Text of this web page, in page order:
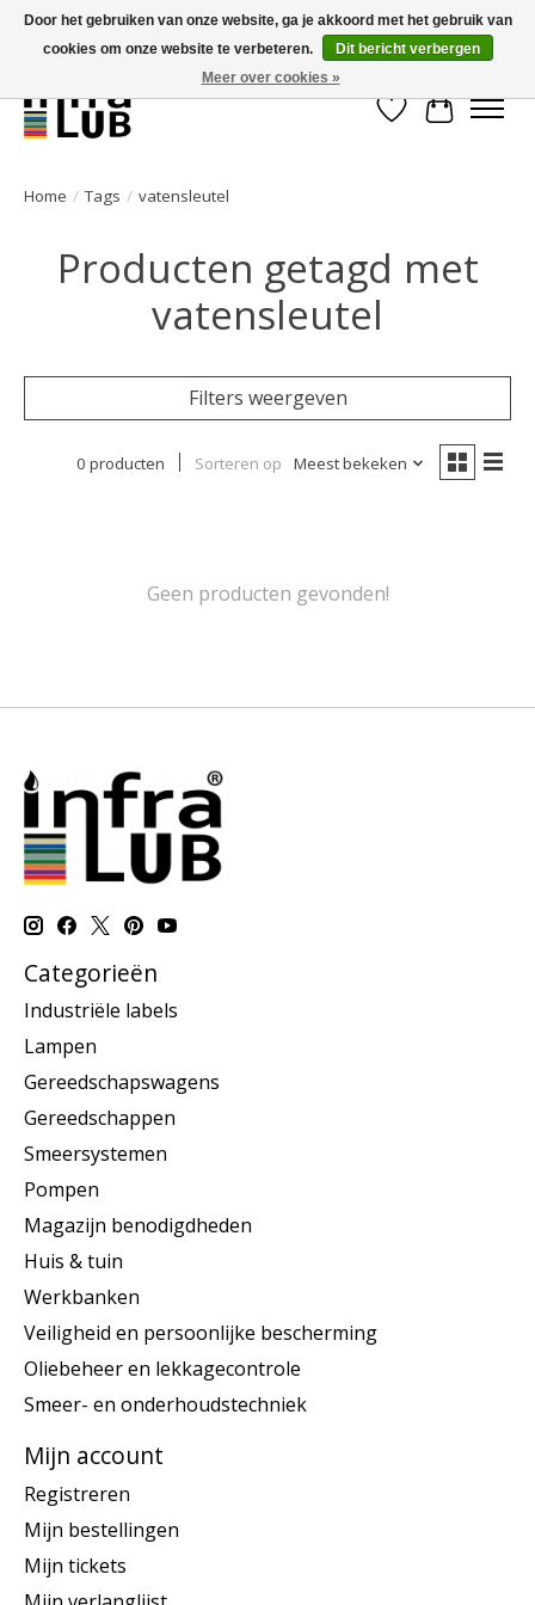
Minder stilstand, meer rendement!
Verlanglijst
Home / Tags / vatensleutel
Producten getagd met
vatensleutel
Filters weergeven
0 producten Sorteren op Meest bekeken
Geen producten gevonden!
Categorieën
Industriële labels
Lampen
Gereedschapswagens
Gereedschappen
Smeersystemen
Pompen
Magazijn benodigdheden
Huis & tuin
Werkbanken
Veiligheid en persoonlijke bescherming
Oliebeheer en lekkagecontrole
Smeer- en onderhoudstechniek
Mijn account
Registreren
Mijn bestellingen
Mijn tickets
Door het gebruiken van onze website, ga je akkoord met het gebruik van
cookies om onze website te verbeteren.
Dit bericht verbergen
Meer over cookies »